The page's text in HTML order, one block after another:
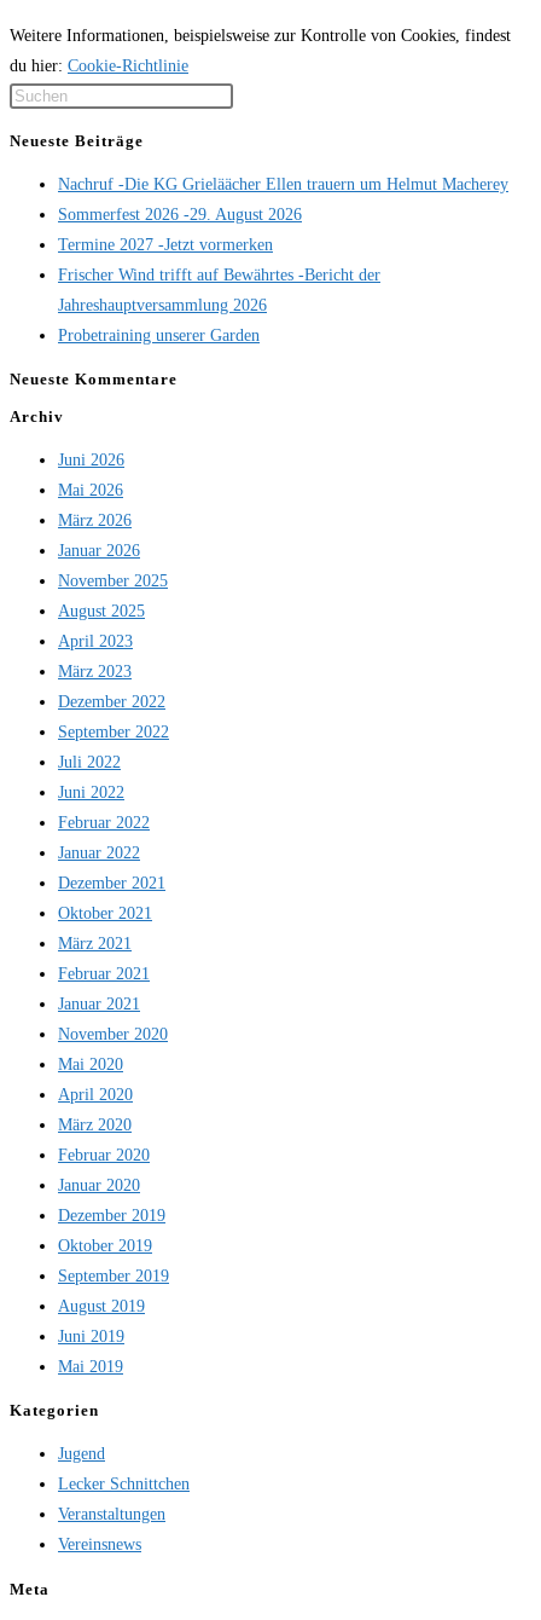
Weitere Informationen, beispielsweise zur Kontrolle von Cookies, findest
du hier: Cookie-Richtlinie
close
the
search
panel.
Neueste Beiträge
Nachruf -Die KG Grieläächer Ellen trauern um Helmut Macherey
Sommerfest 2026 -29. August 2026
Termine 2027 -Jetzt vormerken
Frischer Wind trifft auf Bewährtes -Bericht der
Jahreshauptversammlung 2026
Probetraining unserer Garden
Neueste Kommentare
Archiv
Juni 2026
Mai 2026
März 2026
Januar 2026
November 2025
August 2025
April 2023
März 2023
Dezember 2022
September 2022
Juli 2022
Juni 2022
Februar 2022
Januar 2022
Dezember 2021
Oktober 2021
März 2021
Februar 2021
Januar 2021
November 2020
Mai 2020
April 2020
März 2020
Februar 2020
Januar 2020
Dezember 2019
Oktober 2019
September 2019
August 2019
Juni 2019
Mai 2019
Kategorien
Jugend
Lecker Schnittchen
Veranstaltungen
Vereinsnews
Meta